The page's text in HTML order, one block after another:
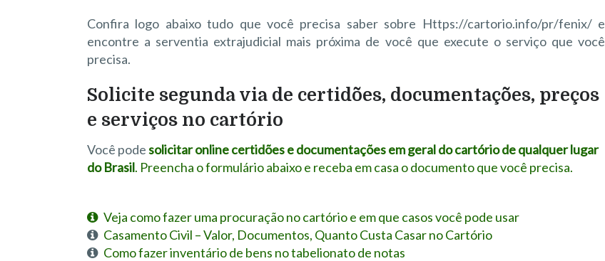
Confira logo abaixo tudo que você precisa saber sobre Https://cartorio.info/pr/fenix/ e
encontre a serventia extrajudicial mais próxima de você que execute o serviço que você
precisa.
Solicite segunda via de certidões, documentações, preços
e serviços no cartório
Você podesolicitar online certidões e documentações em geral do cartório de qualquer lugar
do Brasil. Preencha o formulário abaixo e receba em casa o documento que você precisa.
Veja como fazer uma procuração no cartório e em que casos você pode usar
Casamento Civil – Valor, Documentos, Quanto Custa Casar no Cartório
Como fazer inventário de bens no tabelionato de notas